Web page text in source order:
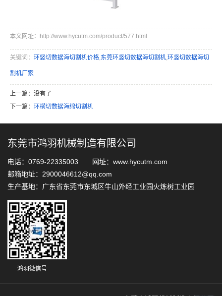
本文网址：http://www.hycutm.com/product/577.html
关键词： 环竖切数据海切割机价格,东莞环竖切数据海切割机,环竖切数据海切
割机厂家
上一篇：没有了
下一篇： 环横切数据海绵切割机
东莞市鸿羽机械制造有限公司
电话：0769-22335003 网址：www.hycutm.com
邮箱地址：2900046612@qq.com
生产基地：广东省东莞市东城区牛山外经工业园火炼树工业园
鸿羽微信号